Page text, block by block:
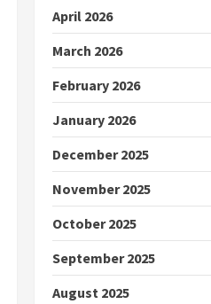
April 2026
March 2026
February 2026
January 2026
December 2025
November 2025
October 2025
September 2025
August 2025